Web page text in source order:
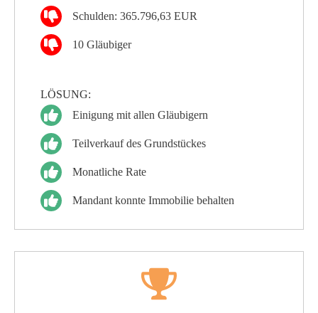
Schulden: 365.796,63 EUR
10 Gläubiger
LÖSUNG:
Einigung mit allen Gläubigern
Teilverkauf des Grundstückes
Monatliche Rate
Mandant konnte Immobilie behalten